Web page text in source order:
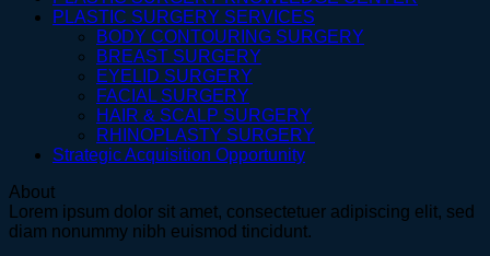
PLASTIC SURGERY SERVICES
BODY CONTOURING SURGERY
BREAST SURGERY
EYELID SURGERY
FACIAL SURGERY
HAIR & SCALP SURGERY
RHINOPLASTY SURGERY
Strategic Acquisition Opportunity
About
Lorem ipsum dolor sit amet, consectetuer adipiscing elit, sed
diam nonummy nibh euismod tincidunt.